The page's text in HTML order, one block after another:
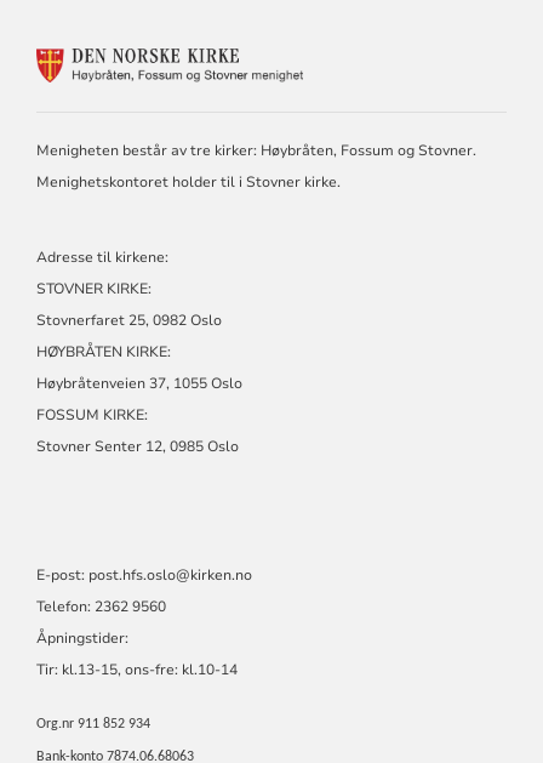
FOR
OG
STOVNER
Menigheten består av tre kirker: Høybråten, Fossum og Stovner.
Menighetskontoret holder til i Stovner kirke.
Adresse til kirkene:
STOVNER KIRKE:
Stovnerfaret 25, 0982 Oslo
HØYBRÅTEN KIRKE:
Høybråtenveien 37, 1055 Oslo
FOSSUM KIRKE:
Stovner Senter 12, 0985 Oslo
E-post: post.hfs.oslo@kirken.no
Telefon: 2362 9560
Åpningstider:
Tir: kl.13-15, ons-fre: kl.10-14
Org.nr 911 852 934
Bank-konto 7874.06.68063